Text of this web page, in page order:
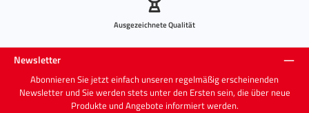
Ausgezeichnete Qualität
Newsletter
Abonnieren Sie jetzt einfach unseren regelmäßig erscheinenden
Newsletter und Sie werden stets unter den Ersten sein, die über neue
Produkte und Angebote informiert werden.